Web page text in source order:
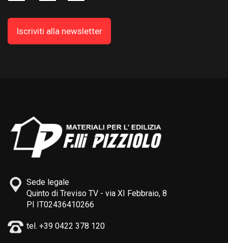
Sede legale
Quinto di Treviso TV - via XI Febbraio, 8
PI IT02436410266
tel. +39 0422 378 120